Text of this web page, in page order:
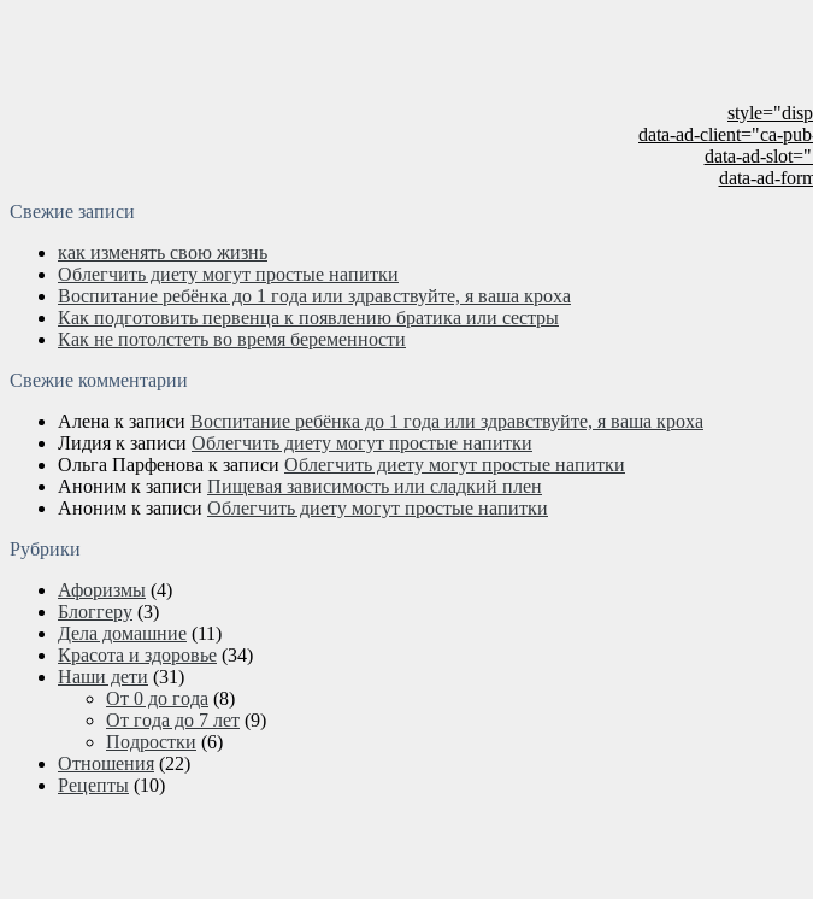
data-ad-client="ca-
data-ad-
data-ad-
Свежие записи
как изменять свою жизнь
Облегчить диету могут простые напитки
Воспитание ребёнка до 1 года или здравствуйте, я ваша кроха
Как подготовить первенца к появлению братика или сестры
Как не потолстеть во время беременности
Свежие комментарии
Алена к записи Воспитание ребёнка до 1 года или здравствуйте, я ваша кроха
Лидия к записи Облегчить диету могут простые напитки
Ольга Парфенова к записи Облегчить диету могут простые напитки
Аноним к записи Пищевая зависимость или сладкий плен
Аноним к записи Облегчить диету могут простые напитки
Рубрики
Афоризмы (4)
Блоггеру (3)
Дела домашние (11)
Красота и здоровье (34)
Наши дети (31)
От 0 до года (8)
От года до 7 лет (9)
Подростки (6)
Отношения (22)
Рецепты (10)